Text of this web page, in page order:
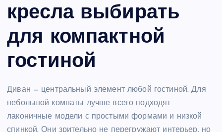
кресла выбирать
для компактной
гостиной
Диван — центральный элемент любой гостиной. Для
небольшой комнаты лучше всего подходят
лаконичные модели с простыми формами и низкой
спинкой. Они зрительно не перегружают интерьер, но